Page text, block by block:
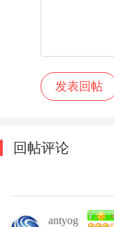
回帖评论
antyog